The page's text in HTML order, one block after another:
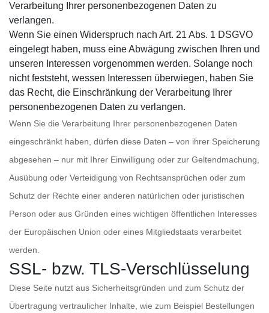
Verarbeitung Ihrer personenbezogenen Daten zu
verlangen.
Wenn Sie einen Widerspruch nach Art. 21 Abs. 1 DSGVO
eingelegt haben, muss eine Abwägung zwischen Ihren und
unseren Interessen vorgenommen werden. Solange noch
nicht feststeht, wessen Interessen überwiegen, haben Sie
das Recht, die Einschränkung der Verarbeitung Ihrer
personenbezogenen Daten zu verlangen.
Wenn Sie die Verarbeitung Ihrer personenbezogenen Daten
eingeschränkt haben, dürfen diese Daten – von ihrer Speicherung
abgesehen – nur mit Ihrer Einwilligung oder zur Geltendmachung,
Ausübung oder Verteidigung von Rechtsansprüchen oder zum
Schutz der Rechte einer anderen natürlichen oder juristischen
Person oder aus Gründen eines wichtigen öffentlichen Interesses
der Europäischen Union oder eines Mitgliedstaats verarbeitet
werden.
SSL- bzw. TLS-Verschlüsselung
Diese Seite nutzt aus Sicherheitsgründen und zum Schutz der
Übertragung vertraulicher Inhalte, wie zum Beispiel Bestellungen